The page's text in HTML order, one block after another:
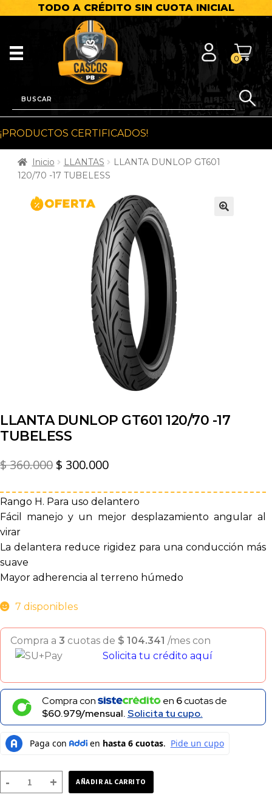
TODO A CRÉDITO SIN CUOTA INICIAL
0
¡PRODUCTOS CERTIFICADOS!
Inicio LLANTAS
LLANTA DUNLOP GT601
120/70 -17 TUBELESS
LLANTA DUNLOP GT601 120/70 -17
TUBELESS
$360.000 El
original
era:
$ 360.000.
$ 300.000El
actual
es:
$ 300.000.
Rango H. Para uso delantero
Fácil manejo y un mejor desplazamiento angular al
virar
La delantera reduce rigidez para una conducción más
suave
Mayor adherencia al terreno húmedo
7 disponibles
Compra a 3 cuotas de $ 104.341 /mes con
Solicita tu crédito aquí
Compra con en 6cuotas de
$60.979/mensual.Solicita tu cupo.
-
LLANTA
DUNLOP
+ AÑADIR AL CARRITO